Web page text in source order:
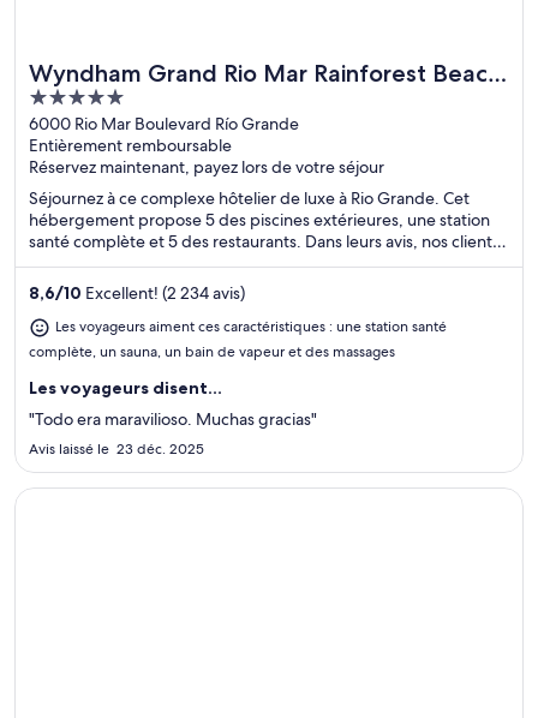
Idéal pour les fins de semaine au spa
Wyndham Grand Rio Mar Rainforest Beach
and Golf Resort
5
out
of
5
6000 Rio Mar Boulevard Río Grande
Entièrement remboursable
Réservez maintenant, payez lors de votre séjour
Séjournez à ce complexe hôtelier de luxe à Rio Grande. Cet
hébergement propose 5 des piscines extérieures, une station
santé complète et 5 des restaurants. Dans leurs avis, nos clients
font l’éloge de la piscine et du personnel serviable. Deux
attractions prisées, Plage Luquillo et Casino Wyndham Rio Mar,
se situent à proximité.
8,6/10 Excellent! (2 234 avis)
Les voyageurs aiment ces caractéristiques : une station santé
complète, un sauna, un bain de vapeur et des massages
Les voyageurs disent...
"Todo era maravilioso. Muchas gracias"
Avis laissé le 23 déc. 2025
S’ouvre dans une nouvelle fenêtre
Embassy Suites by Hilton San Juan Hotel & Casino